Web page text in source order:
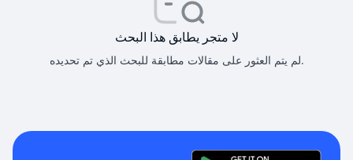
لا متجر يطابق هذا البحث
لم يتم العثور على مقالات مطابقة للبحث الذي تم تحديده.